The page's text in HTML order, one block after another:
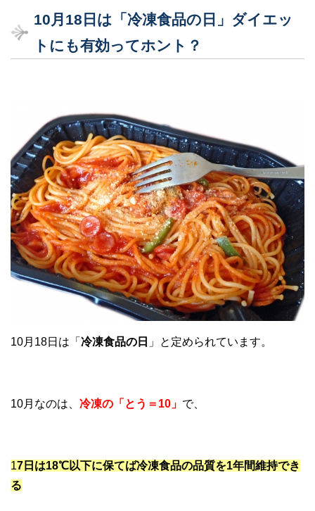
10 月18 日は「冷凍食品の日」ダイエッ
トにも有効ってホント？
10月18日は「 冷凍食品の日 」と定められています。
10月なのは、 冷凍の「とう＝10」 で、
17日は18℃以下に保てば冷凍食品の品質を1年間維持でき
る